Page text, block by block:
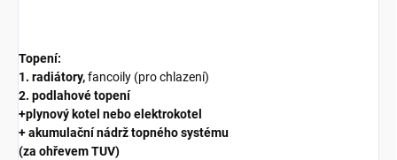
Topení:
1. radiátory,fancoily (pro chlazení)
2. podlahové topení
+plynový kotel nebo elektrokotel
+ akumulační nádrž topného systému
(za ohřevem TUV)